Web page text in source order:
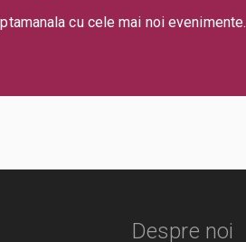
cu cele mai noi evenimente.
Despre noi